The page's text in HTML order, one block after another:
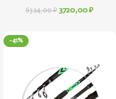
6324,00₽ 3720,00₽
-41%